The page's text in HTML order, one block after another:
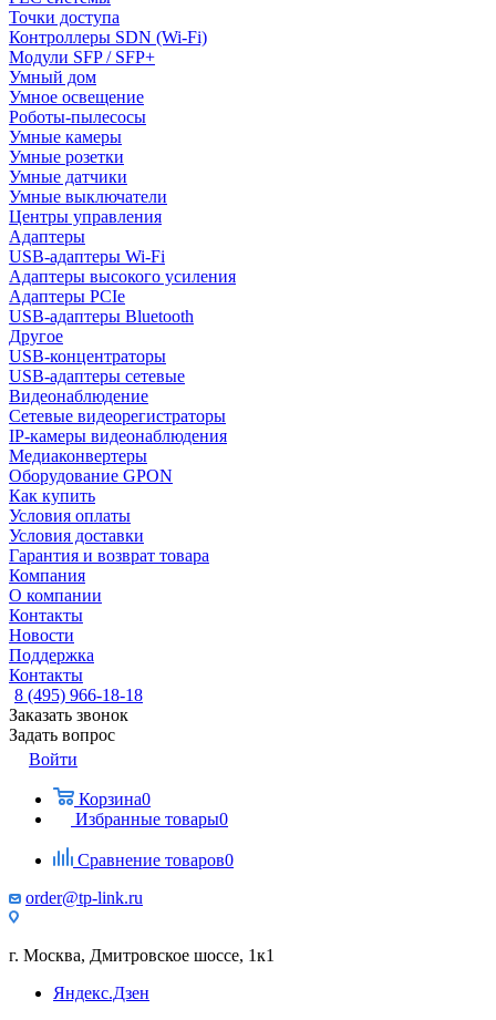
Точки доступа
Контроллеры SDN (Wi-Fi)
Модули SFP / SFP+
Умный дом
Умное освещение
Роботы-пылесосы
Умные камеры
Умные розетки
Умные датчики
Умные выключатели
Центры управления
Адаптеры
USB-адаптеры Wi-Fi
Адаптеры высокого усиления
Адаптеры PCIe
USB-адаптеры Bluetooth
Другое
USB-концентраторы
USB-адаптеры сетевые
Видеонаблюдение
Сетевые видеорегистраторы
IP-камеры видеонаблюдения
Медиаконвертеры
Оборудование GPON
Как купить
Условия оплаты
Условия доставки
Гарантия и возврат товара
Компания
О компании
Контакты
Новости
Поддержка
Контакты
8 (495) 966-18-18
Заказать звонок
Задать вопрос
Войти
Корзина0
Избранные товары0
Сравнение товаров0
order@tp-link.ru
г. Москва, Дмитровское шоссе, 1к1
Яндекс.Дзен